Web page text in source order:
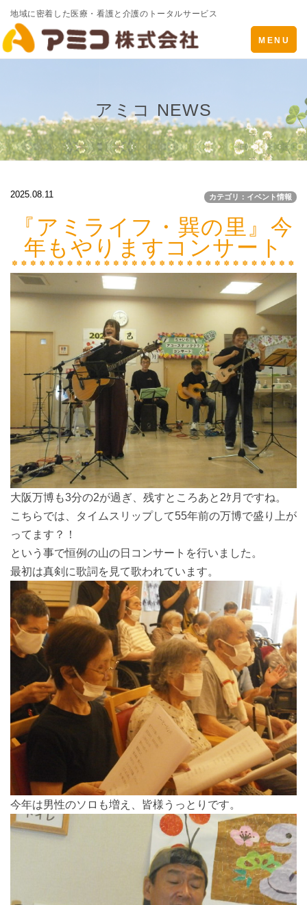
地域に密着した医療・看護と介護のトータルサービス
Toggle
MENU
アミコ NEWS
2025.08.11 カテゴリ：イベント情報
『アミライフ・巽の里』今
年もやりますコンサート
大阪万博も3分の2が過ぎ、残すところあと2ｹ月ですね。
こちらでは、タイムスリップして55年前の万博で盛り上が
ってます？！
という事で恒例の山の日コンサートを行いました。
最初は真剣に歌詞を見て歌われています。
今年は男性のソロも増え、皆様うっとりです。